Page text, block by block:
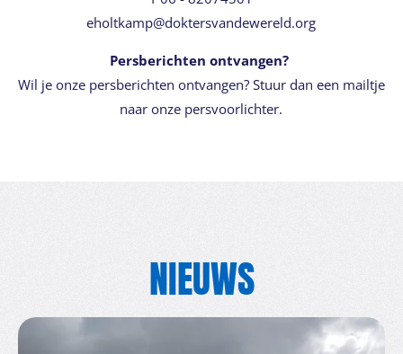
eholtkamp@doktersvandewereld.org
Persberichten ontvangen?
Wil je onze persberichten ontvangen? Stuur dan een mailtje
naar onze persvoorlichter.
NIEUWS